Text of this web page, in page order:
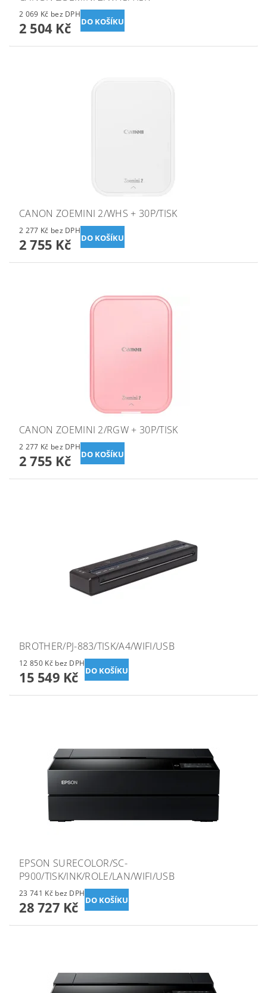
2 069 Kč bez DPH
2 504 Kč
CANON ZOEMINI 2/WHS + 30P/TISK
2 277 Kč bez DPH
2 755 Kč
CANON ZOEMINI 2/RGW + 30P/TISK
2 277 Kč bez DPH
2 755 Kč
BROTHER/PJ-883/TISK/A4/WIFI/USB
12 850 Kč bez DPH
15 549 Kč
EPSON SURECOLOR/SC-
P900/TISK/INK/ROLE/LAN/WIFI/USB
23 741 Kč bez DPH
28 727 Kč